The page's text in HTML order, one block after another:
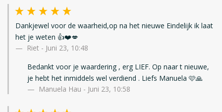
Dankjewel voor de waarheid,op na het nieuwe Eindelijk ik laat
het je weten 👍❤️💋
Riet - Juni 23, 10:48
Bedankt voor je waardering , erg LIEF. Op naar t nieuwe,
je hebt het inmiddels wel verdiend . Liefs Manuela 🩷🙏
Manuela Hau - Juni 23, 10:58